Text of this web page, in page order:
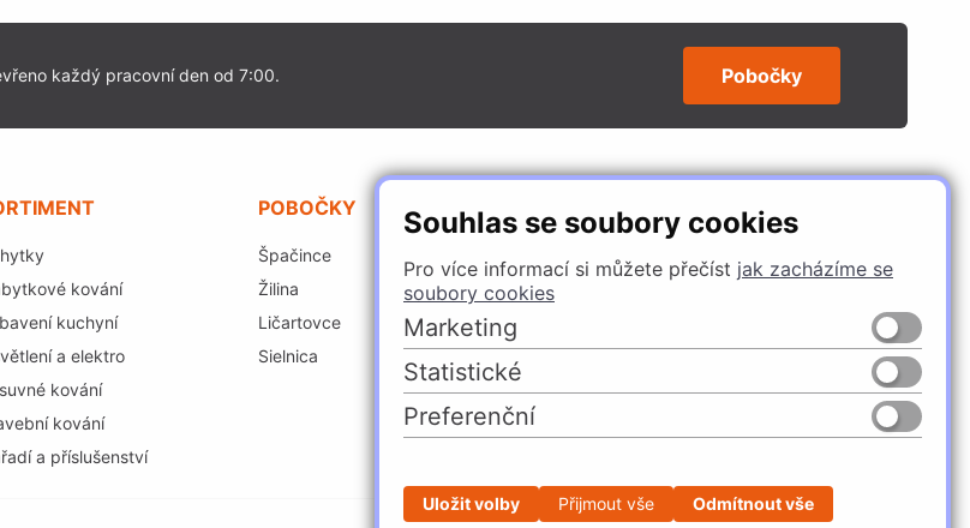
Souhlas se soubory cookies
Pro více informací si můžete přečíst jak zacházíme se
soubory cookies
Marketing
Statistické
Preferenční
Uložit volby Přijmout vše Odmítnout vše
každý pracovní den od 7:00. Pobočky
kování
kuchyní
a elektro
kování
kování
a příslušenství
POBOČKY
Špačince
Žilina
Ličartovce
Sielnica
SLEDUJTE NÁS
Česko Slovensko